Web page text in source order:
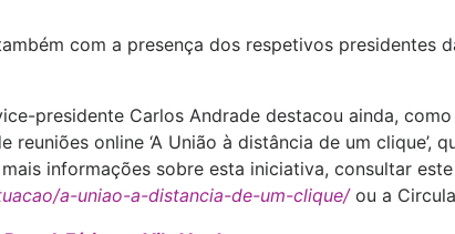
com a presença dos respetivos presidentes
presidente Carlos Andrade destacou ainda,
online ‘A União à distância de um clique’,
informações sobre esta iniciativa, consultar
a-uniao-a-distancia-de-um-clique/ou a